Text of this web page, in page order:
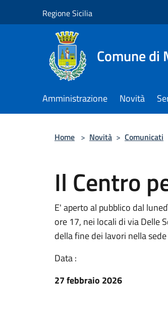
Regione Sicilia
Comune di
Amministrazione Novità
Home > Novità > Comunicati
Il Centro
E' aperto al pubblico dal
ore 17, nei locali di via Delle
della fine dei lavori nella
Data :
27 febbraio 2026